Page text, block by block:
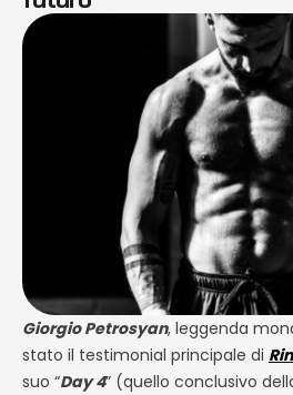
Giorgio Petrosyan, leggenda
stato il testimonial principale di
suo “Day 4” (quello conclusivo